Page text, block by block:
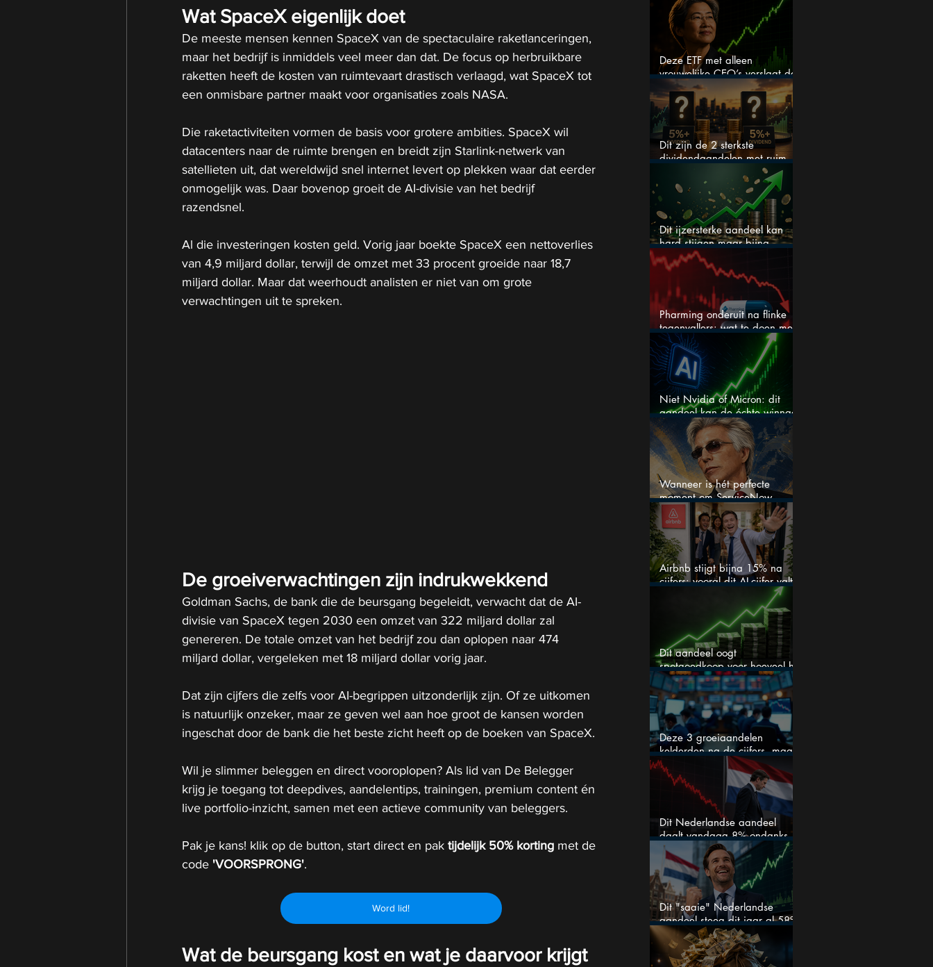
Wat SpaceX eigenlijk doet
De meeste mensen kennen SpaceX van de spectaculaire raketlanceringen,
maar het bedrijf is inmiddels veel meer dan dat. De focus op herbruikbare
raketten heeft de kosten van ruimtevaart drastisch verlaagd, wat SpaceX tot
een onmisbare partner maakt voor organisaties zoals NASA.
Die raketactiviteiten vormen de basis voor grotere ambities. SpaceX wil
datacenters naar de ruimte brengen en breidt zijn Starlink-netwerk van
satellieten uit, dat wereldwijd snel internet levert op plekken waar dat eerder
onmogelijk was. Daar bovenop groeit de AI-divisie van het bedrijf
razendsnel.
Al die investeringen kosten geld. Vorig jaar boekte SpaceX een nettoverlies
van 4,9 miljard dollar, terwijl de omzet met 33 procent groeide naar 18,7
miljard dollar. Maar dat weerhoudt analisten er niet van om grote
verwachtingen uit te spreken.
De groeiverwachtingen zijn indrukwekkend
Goldman Sachs, de bank die de beursgang begeleidt, verwacht dat de AI-
divisie van SpaceX tegen 2030 een omzet van 322 miljard dollar zal
genereren. De totale omzet van het bedrijf zou dan oplopen naar 474
miljard dollar, vergeleken met 18 miljard dollar vorig jaar.
Dat zijn cijfers die zelfs voor AI-begrippen uitzonderlijk zijn. Of ze uitkomen
is natuurlijk onzeker, maar ze geven wel aan hoe groot de kansen worden
ingeschat door de bank die het beste zicht heeft op de boeken van SpaceX.
Wil je slimmer beleggen en direct vooroplopen? Als lid van De Belegger
krijg je toegang tot deepdives, aandelentips, trainingen, premium content én
live portfolio-inzicht, samen met een actieve community van beleggers.
Pak je kans! klik op de button, start direct en pak tijdelijk 50% korting met de
code 'VOORSPRONG'.
Word lid!
Wat de beursgang kost en wat je daarvoor krijgt
Deze ETF met alleen
vrouwelijke CEO’s verslaat de
S&P 500 keihard
Dit zijn de 2 sterkste
dividendaandelen met ruim
Dit ijzersterke aandeel kan
hard stijgen maar bijna
niemand kijkt
Pharming onderuit na flinke
tegenvallers: wat te doen met
het aandeel?
Niet Nvidia of Micron: dit
aandeel kan de échte winnaar
van de AI-race worden
Wanneer is hét perfecte
moment om ServiceNow
aandelen te kopen?
Airbnb stijgt bijna 15% na
cijfers: vooral dit AI-cijfer valt
Dit aandeel oogt
spotgoedkoop voor hoeveel het
kan stijgen
Deze 3 groeiaandelen
kelderden na de cijfers, maar
één is mijn duidelijke favoriet
Dit Nederlandse aandeel
daalt vandaag 8% ondanks
zeer sterke halfjaarcijfers en
positieve analistenadviezen:
mooie koopkans?
Dit "saaie" Nederlandse
aandeel steeg dit jaar al 58%
en wordt volgens analisten
onderschat